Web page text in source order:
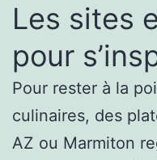
Les sites
pour
Pour rester à la
culinaires, des
AZ ou Marmiton